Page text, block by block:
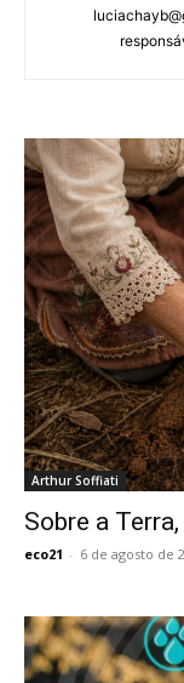
Arthur Soffiati
Sobre a
eco21 - 6 de agosto de